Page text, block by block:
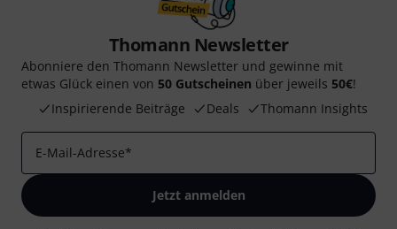
Thomann Newsletter
Abonniere den Thomann Newsletter und gewinne mit
etwas Glück einen von 50 Gutscheinen über jeweils 50€!
Inspirierende Beiträge
Deals Thomann Insights
E-Mail-Adresse*
Jetzt anmelden